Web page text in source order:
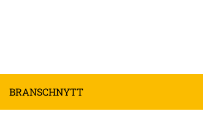
BRANSCHNYTT